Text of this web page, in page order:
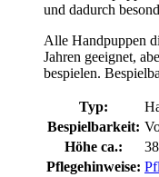
und dadurch
Alle Handpuppen
Jahren geeignet,
bespielen.
Typ:
Bespielbarkeit:
Höhe ca.:
Pflegehinweise: